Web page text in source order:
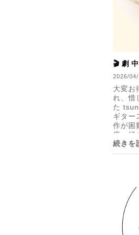
🎬劇
ター
2026/
大変お
れ、惜
た
ギター
作が困
度、極
続きを